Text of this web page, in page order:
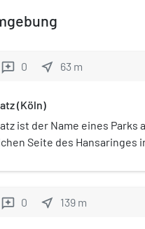
reviews 0 near_me 63 m
(Köln)
ist der Name eines Parks
Seite des Hansaringes
der mittelalterlichen
reviews 0 near_me 139 m